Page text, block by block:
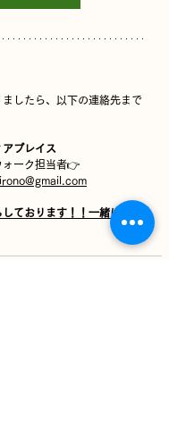
ましたら、以下の連絡先まで
プレイス
ォーク担当者👉
ております！！一緒に頑張